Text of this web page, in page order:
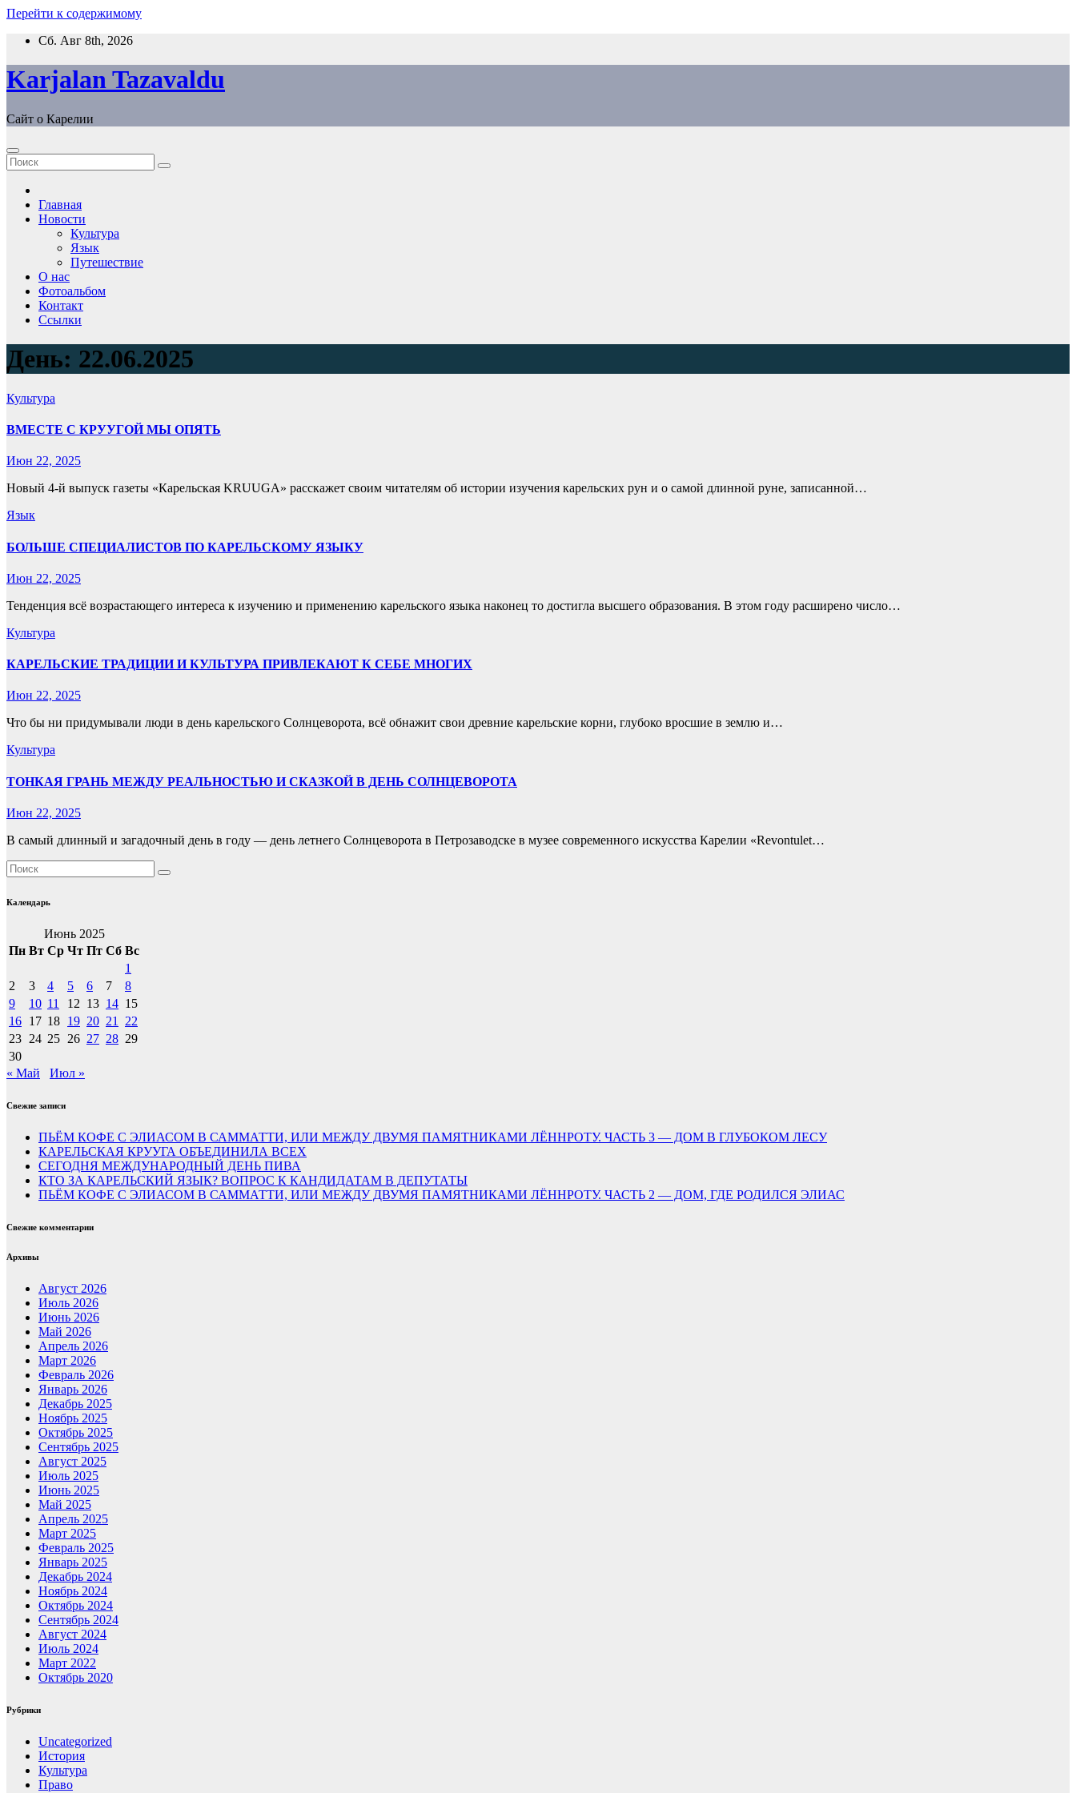
Перейти к содержимому
Сб. Авг 8th, 2026
Karjalan Tazavaldu
Сайт о Карелии
Главная
Новости
Культура
Язык
Путешествие
О нас
Фотоальбом
Контакт
Ссылки
День: 22.06.2025
Культура
ВМЕСТЕ С КРУУГОЙ МЫ ОПЯТЬ
Июн 22, 2025
Новый 4-й выпуск газеты «Карельская KRUUGA» расскажет своим читателям об истории изучения карельских рун и о самой длинной руне, записанной…
Язык
БОЛЬШЕ СПЕЦИАЛИСТОВ ПО КАРЕЛЬСКОМУ ЯЗЫКУ
Июн 22, 2025
Тенденция всё возрастающего интереса к изучению и применению карельского языка наконец то достигла высшего образования. В этом году расширено число…
Культура
КАРЕЛЬСКИЕ ТРАДИЦИИ И КУЛЬТУРА ПРИВЛЕКАЮТ К СЕБЕ МНОГИХ
Июн 22, 2025
Что бы ни придумывали люди в день карельского Солнцеворота, всё обнажит свои древние карельские корни, глубоко вросшие в землю и…
Культура
ТОНКАЯ ГРАНЬ МЕЖДУ РЕАЛЬНОСТЬЮ И СКАЗКОЙ В ДЕНЬ СОЛНЦЕВОРОТА
Июн 22, 2025
В самый длинный и загадочный день в году — день летнего Солнцеворота в Петрозаводске в музее современного искусства Карелии «Revontulet…
Календарь
Июнь 2025
Пн Вт Ср Чт Пт Сб Вс
1
2
3 4 5 6 7
8
9
10 11 12 13 14 15
16 17 18 19 20 21
22
23 24 25 26 27 28 29
30
« Май
Июл »
Свежие записи
ПЬЁМ КОФЕ С ЭЛИАСОМ В САММАТТИ, ИЛИ МЕЖДУ ДВУМЯ ПАМЯТНИКАМИ ЛЁННРОТУ. ЧАСТЬ 3 — ДОМ В ГЛУБОКОМ ЛЕСУ
КАРЕЛЬСКАЯ КРУУГА ОБЪЕДИНИЛА ВСЕХ
СЕГОДНЯ МЕЖДУНАРОДНЫЙ ДЕНЬ ПИВА
КТО ЗА КАРЕЛЬСКИЙ ЯЗЫК? ВОПРОС К КАНДИДАТАМ В ДЕПУТАТЫ
ПЬЁМ КОФЕ С ЭЛИАСОМ В САММАТТИ, ИЛИ МЕЖДУ ДВУМЯ ПАМЯТНИКАМИ ЛЁННРОТУ. ЧАСТЬ 2 — ДОМ, ГДЕ РОДИЛСЯ ЭЛИАС
Свежие комментарии
Архивы
Август 2026
Июль 2026
Июнь 2026
Май 2026
Апрель 2026
Март 2026
Февраль 2026
Январь 2026
Декабрь 2025
Ноябрь 2025
Октябрь 2025
Сентябрь 2025
Август 2025
Июль 2025
Июнь 2025
Май 2025
Апрель 2025
Март 2025
Февраль 2025
Январь 2025
Декабрь 2024
Ноябрь 2024
Октябрь 2024
Сентябрь 2024
Август 2024
Июль 2024
Март 2022
Октябрь 2020
Рубрики
Uncategorized
История
Культура
Право